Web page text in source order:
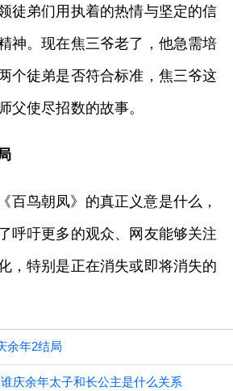
徒弟们用执着的热情与坚定的信
神。现在焦三爷老了，他急需培
个徒弟是否符合标准，焦三爷这
父使尽招数的故事。
百鸟朝凤》的真正义意是什么，
呼吁更多的观众、网友能够关注
，特别是正在消失或即将消失的
余年2结局
庆余年太子和长公主是什么关系